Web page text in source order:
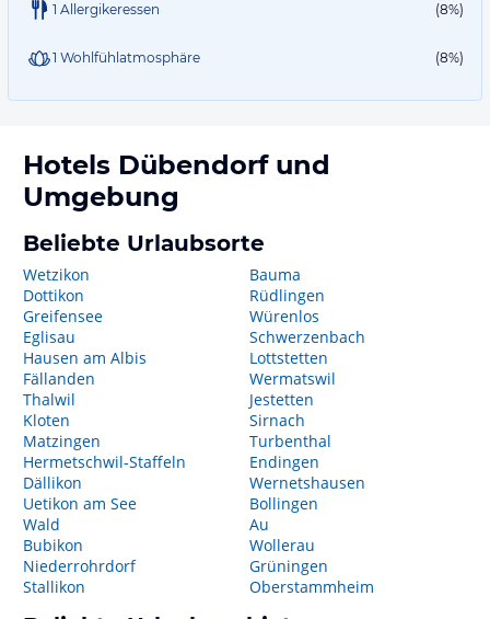
1 Allergikeressen (8%)
1 Wohlfühlatmosphäre (8%)
Hotels Dübendorfund
Umgebung
Beliebte Urlaubsorte
Wetzikon
Dottikon
Greifensee
Eglisau
Hausen am Albis
Fällanden
Thalwil
Kloten
Matzingen
Hermetschwil-Staffeln
Dällikon
Uetikon am See
Wald
Bubikon
Niederrohrdorf
Stallikon
Bauma
Rüdlingen
Würenlos
Schwerzenbach
Lottstetten
Wermatswil
Jestetten
Sirnach
Turbenthal
Endingen
Wernetshausen
Bollingen
Au
Wollerau
Grüningen
Oberstammheim